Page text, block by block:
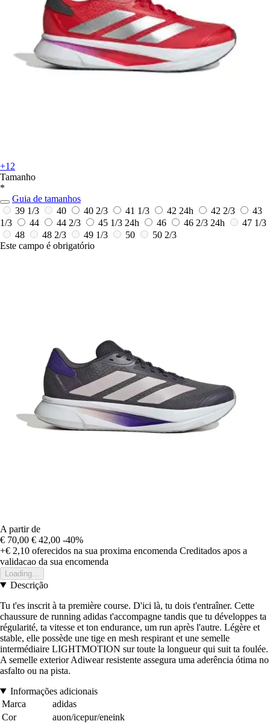
+12
Tamanho
*
Guia de tamanhos
39 1/3
40 40 2/3 41 1/3 42 24h 42 2/3
43
1/3
44 44 2/3 45 1/3 24h 46 46 2/3 24h
47 1/3
48
48 2/3 49 1/3 50
50 2/3
Este campo é obrigatório
A partir de
€ 70,00 € 42,00 -40%
+€ 2,10 oferecidos na sua proxima encomenda Creditados apos a
validacao da sua encomenda
Loading...
Descrição
Tu t'es inscrit à ta première course. D'ici là, tu dois t'entraîner. Cette
chaussure de running adidas t'accompagne tandis que tu développes ta
régularité, ta vitesse et ton endurance, um run après l'autre. Légère et
stable, elle possède une tige en mesh respirant et une semelle
intermédiaire LIGHTMOTION sur toute la longueur qui suit ta foulée.
A semelle exterior Adiwear resistente assegura uma aderência ótima no
asfalto ou na pista.
Informações adicionais
Marca
adidas
Cor
auon/icepur/eneink